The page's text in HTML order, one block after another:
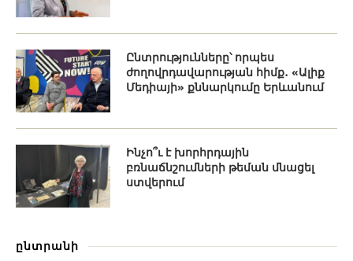
Ընտրությունները՝ որպես
ժողովրդավարության հիմք․ «Ալիք
Մեդիայի» քննարկումը Երևանում
Ինչո՞ւ է խորհրդային
բռնաճնշումների թեման մնացել
ստվերում
ընտրանի